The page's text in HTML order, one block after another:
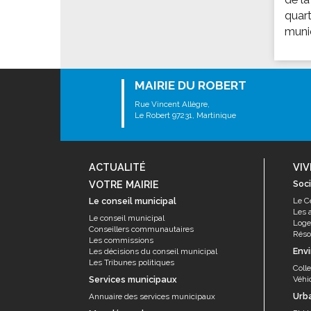
Les activités des associations
VIE PRATIQUE
Les espaces numériques
Stationnement
Les marchés
Le funéraire
Numéros d'urgence
SANTÉ
MAIRIE DU ROBERT
Rue Vincent Allègre,
Le Robert 97231, Martinique
ACTUALITÉ
VOTRE MAIRIE
Le conseil municipal
Le conseil municipal
Conseillers communautaires
Les commissions
Les décisions du conseil municipal
Les Tribunes politiques
Services municipaux
Annuaire des services municipaux
Le
Les